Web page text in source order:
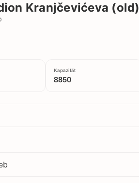
Kranjčevićeva (old)
Kapazität
8850